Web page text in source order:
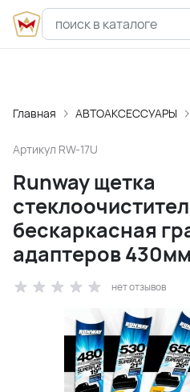
Главная АВТОАКСЕССУАРЫ
Артикул RW-17U
Runway щетка
бескаркасная
адаптеров 430мм
нет отзывов